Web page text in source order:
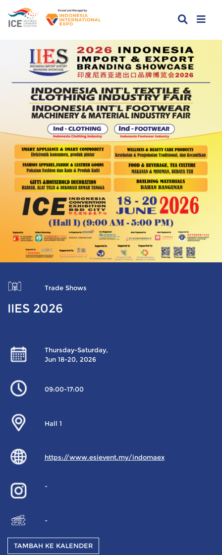
Trade Shows
IIES 2026
Thursday-Saturday,
Jun 18-20, 2026
09:00-17:00
Hall 1
https://www.esievent.my/indomaex
-
-
TAMBAH KE KALENDER